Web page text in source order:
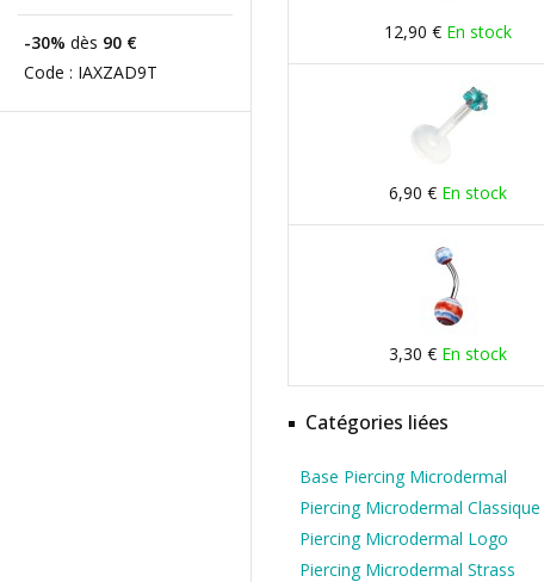
-30% dès 90 €
Code : IAXZAD9T
12,90 € En stock
6,90 € En stock
3,30 € En stock
Catégories liées
Base Piercing Microdermal
Piercing Microdermal Classique
Piercing Microdermal Logo
Piercing Microdermal Strass